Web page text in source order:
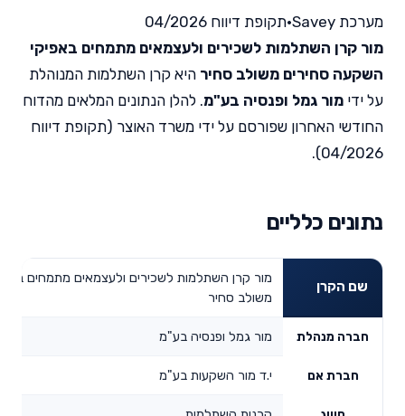
מערכת Savey •תקופת דיווח 04/2026
מור קרן השתלמות לשכירים ולעצמאים מתמחים באפיקי
השקעה סחירים משולב סחיר היא קרן השתלמות המנוהלת
על ידי מור גמל ופנסיה בע"מ. להלן הנתונים המלאים מהדוח
החודשי האחרון שפורסם על ידי משרד האוצר (תקופת דיווח
04/2026).
נתונים כלליים
שם הקרן
מור קרן השתלמות לשכירים ולעצמאים מתמחים
משולב סחיר
חברה מנהלת מור גמל ופנסיה בע"מ
חברת אם י.ד מור השקעות בע"מ